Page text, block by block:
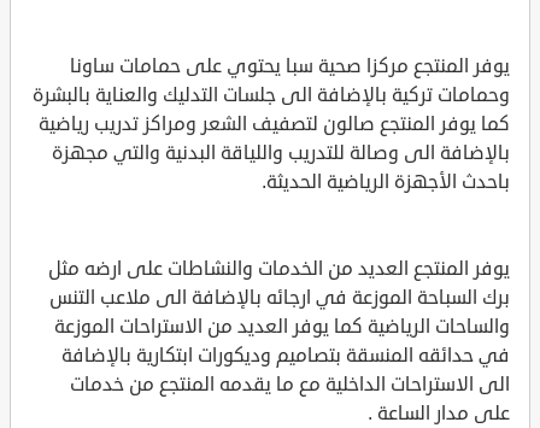
يوفر المنتجع مركزا صحية سبا يحتوي على حمامات ساونا
وحمامات تركية بالإضافة الى جلسات التدليك والعناية بالبشرة
كما يوفر المنتجع صالون لتصفيف الشعر ومراكز تدريب رياضية
بالإضافة الى وصالة للتدريب واللياقة البدنية والتي مجهزة
باحدث الأجهزة الرياضية الحديثة.
يوفر المنتجع العديد من الخدمات والنشاطات على ارضه مثل
برك السباحة الموزعة في ارجائه بالإضافة الى ملاعب التنس
والساحات الرياضية كما يوفر العديد من الاستراحات الموزعة
في حدائقه المنسقة بتصاميم وديكورات ابتكارية بالإضافة
الى الاستراحات الداخلية مع ما يقدمه المنتجع من خدمات
على مدار الساعة .